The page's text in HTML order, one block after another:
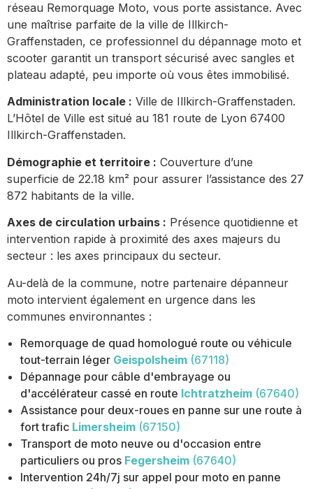
réseau Remorquage Moto, vous porte assistance. Avec
une maîtrise parfaite de la ville de Illkirch-
Graffenstaden, ce professionnel du dépannage moto et
scooter garantit un transport sécurisé avec sangles et
plateau adapté, peu importe où vous êtes immobilisé.
Administration locale : Ville de Illkirch-Graffenstaden.
L’Hôtel de Ville est situé au 181 route de Lyon 67400
Illkirch-Graffenstaden.
Démographie et territoire : Couverture d’une
superficie de 22.18 km² pour assurer l’assistance des 27
872 habitants de la ville.
Axes de circulation urbains : Présence quotidienne et
intervention rapide à proximité des axes majeurs du
secteur : les axes principaux du secteur.
Au-delà de la commune, notre partenaire dépanneur
moto intervient également en urgence dans les
communes environnantes :
Remorquage de quad homologué route ou véhicule
tout-terrain léger Geispolsheim (67118)
Dépannage pour câble d'embrayage ou
d'accélérateur cassé en route Ichtratzheim (67640)
Assistance pour deux-roues en panne sur une route à
fort trafic Limersheim (67150)
Transport de moto neuve ou d'occasion entre
particuliers ou pros Fegersheim (67640)
Intervention 24h/7j sur appel pour moto en panne